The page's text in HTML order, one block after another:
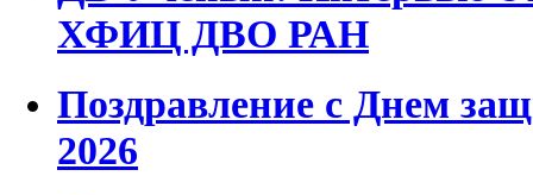
ХФИЦ ДВО РАН
Поздравление с Днем
2026